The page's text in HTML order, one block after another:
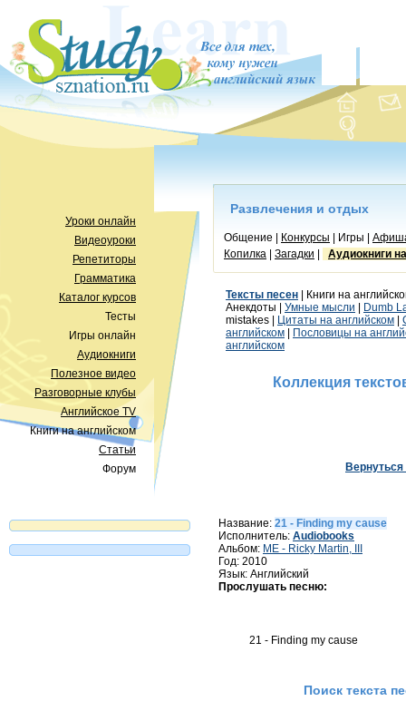
Уроки онлайн
Видеоуроки
Репетиторы
Грамматика
Каталог курсов
Тесты
Игры онлайн
Аудиокниги
Полезное видео
Разговорные клубы
Английское TV
Книги на английском
Статьи
Форум
Развлечения и отдых
Общение | Конкурсы | Игры |
Копилка
Загадки Аудиокниги
Тексты песен | Книги на
Анекдоты | Умные мысли | Dumb
mistakes | Цитаты на английском |
английском | Пословицы на
английском
Коллекция
Вернуться
Название: 21 - Finding my cause
Исполнитель: Audiobooks
Альбом: ME - Ricky Martin, III
Год: 2010
Язык: Английский
Прослушать песню:
Поиск текста